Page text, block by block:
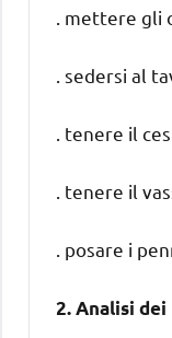
. mettere
. sedersi al
. tenere il
. tenere il
. posare i
2. Analisi